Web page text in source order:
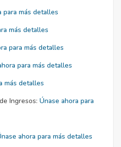
para más detalles
más detalles
para más detalles
para más detalles
más detalles
Ingresos: Únase ahora para
ahora para más detalles